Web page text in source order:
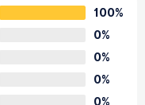
100%
0%
0%
0%